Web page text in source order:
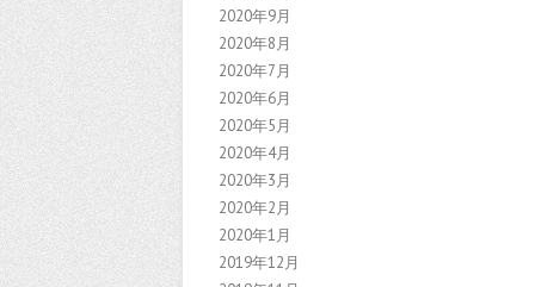
2020年9月
2020年8月
2020年7月
2020年6月
2020年5月
2020年4月
2020年3月
2020年2月
2020年1月
2019年12月